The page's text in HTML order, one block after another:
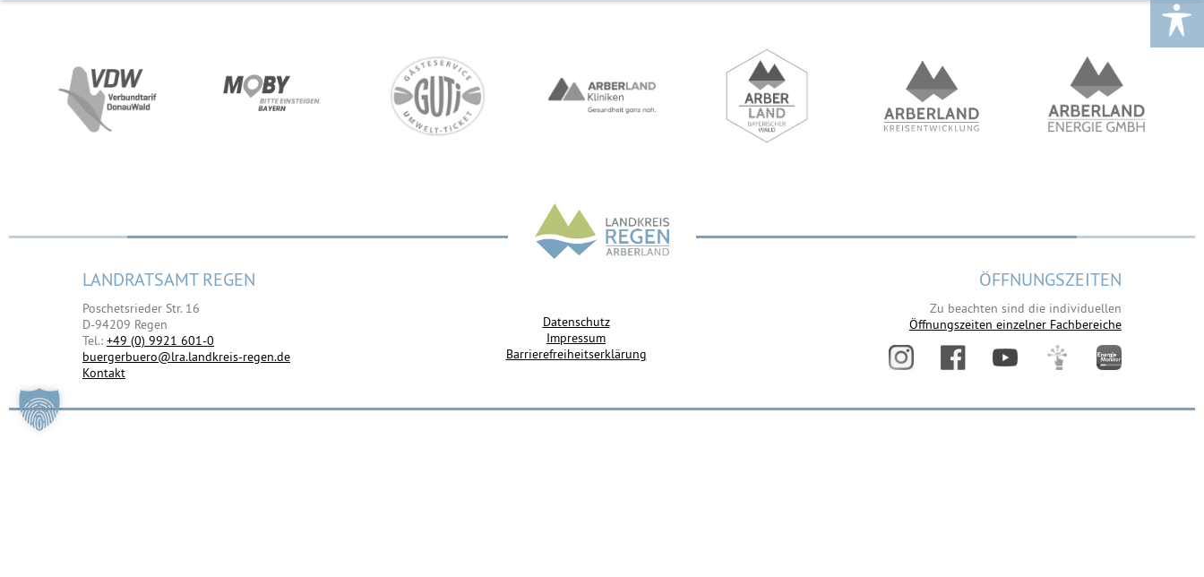
LANDRATSAMT REGEN
Poschetsrieder Str. 16
D-94209 Regen
Tel.: +49 (0) 9921 601-0
buergerbuero@lra.landkreis-regen.de
Kontakt
Datenschutz
Impressum
Barrierefreiheitserklärung
ÖFFNUNGSZEITEN
Zu beachten sind die individuellen
Öffnungszeiten einzelner Fachbereiche